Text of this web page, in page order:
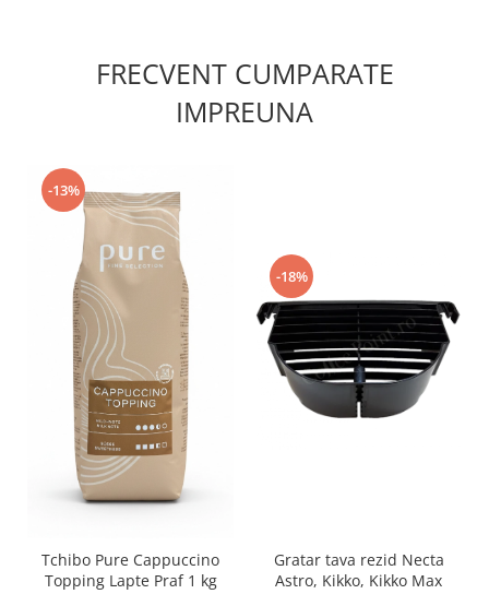
FRECVENT CUMPARATE
IMPREUNA
-13%
Tchibo Pure Cappuccino
Topping Lapte Praf 1 kg
-18%
Gratar tava rezid Necta
Astro, Kikko, Kikko Max